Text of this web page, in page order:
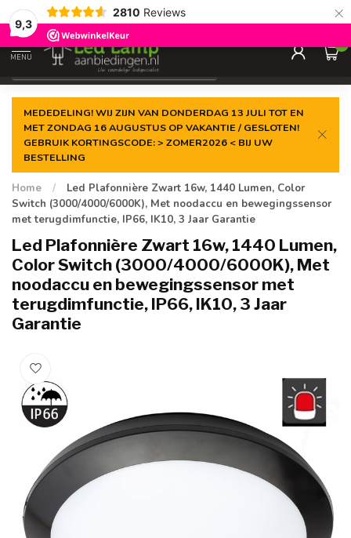
9,3
2810 Reviews ×
Gegarandeerde delaagste prijs
MENU
0
MEDEDELING! WIJ ZIJN VAN DONDERDAG 13 JULI TOT EN
MET ZONDAG 16 AUGUSTUS OP VAKANTIE / GESLOTEN!
GEBRUIK KORTINGSCODE: > ZOMER2026 < BIJ UW
BESTELLING
Home /
Led Plafonnière Zwart 16w, 1440 Lumen, Color
Switch (3000/4000/6000K), Met noodaccu en bewegingssensor
met terugdimfunctie, IP66, IK10, 3 Jaar Garantie
Led Plafonnière Zwart 16w, 1440 Lumen,
Color Switch (3000/4000/6000K), Met
noodaccu en bewegingssensor met
terugdimfunctie, IP66, IK10, 3 Jaar
Garantie